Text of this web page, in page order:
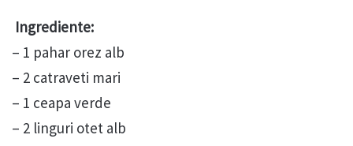
Ingrediente:
– 1 pahar orez alb
– 2 catraveti mari
– 1 ceapa verde
– 2 linguri otet alb